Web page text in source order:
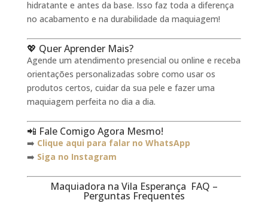
hidratante e antes da base. Isso faz toda a diferença
no acabamento e na durabilidade da maquiagem!
💖 Quer Aprender Mais?
Agende um atendimento presencial ou online e receba
orientações personalizadas sobre como usar os
produtos certos, cuidar da sua pele e fazer uma
maquiagem perfeita no dia a dia.
📲 Fale Comigo Agora Mesmo!
➡️ Clique aqui para falar no WhatsApp
➡️ Siga no Instagram
Maquiadora na Vila Esperança FAQ –
Perguntas Frequentes